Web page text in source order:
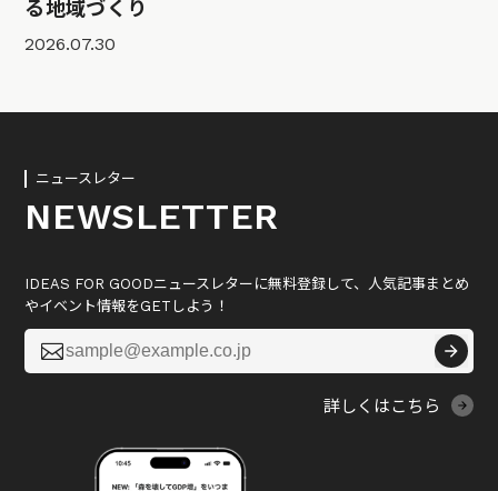
る地域づくり
2026.07.30
ニュースレター
NEWSLETTER
IDEAS FOR GOODニュースレターに無料登録して、人気記事まとめ
やイベント情報をGETしよう！

詳しくはこちら